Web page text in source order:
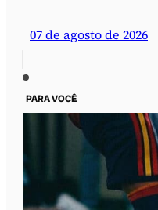
07 de agosto de 2026
PARA VOCÊ